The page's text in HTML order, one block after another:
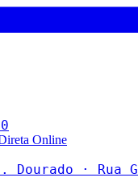
Online
Dourado · Rua G